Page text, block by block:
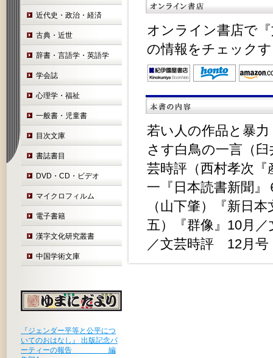
近代史・政治・経済
古典・近世
辞書・言語学・英語学
学会誌
心理学・福祉
一般書・児童書
目次文庫
書誌書目
DVD・CD・ビデオ
マイクロフィルム
電子書籍
漢字文化研究叢書
中国学術文庫
『ジェンダー平等と公平につ
いてのおはなし』 出版記念パ
ーティーの報告 編
オンライン書店で
の情報をチェック
若い人の作品と暴
さす白鳥の一言（
芸時評（西村孝次
一『日本読書新聞
（山下肇）『新日
五）『群像』10月
／文芸時評 12月号